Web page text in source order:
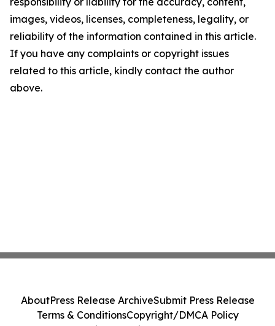
images, videos, licenses, completeness, legality, or
reliability of the information contained in this article.
If you have any complaints or copyright issues
related to this article, kindly contact the author
above.
AboutPress Release ArchiveSubmit Press Release
Terms & ConditionsCopyright/DMCA Policy